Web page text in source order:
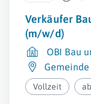
Verkäufer
(m/w/d)
OBI Bau
Vollzeit